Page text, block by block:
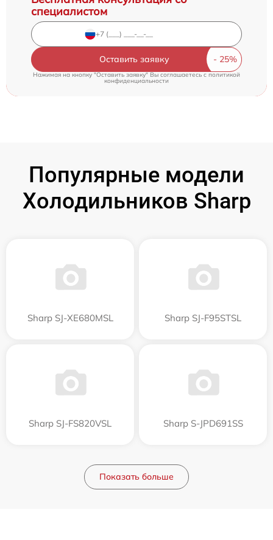
специалистом
Оставить заявку
Нажимая на кнопку "Оставить заявку" Вы соглашаетесь cполитикой
конфиденциальности
Популярные модели
Холодильников Sharp
Sharp SJ-XE680MSL Sharp SJ-F95STSL
Sharp SJ-FS820VSL Sharp S-JPD691SS
Показать больше